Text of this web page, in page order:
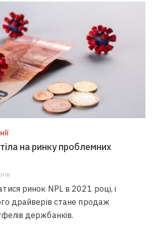
на ринку проблемних
ринок NPL в 2021 році, і
драйверів стане продаж
держбанків.